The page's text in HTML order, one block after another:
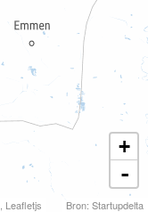
, Leafletjs
+
-
Bron: Startupdelta